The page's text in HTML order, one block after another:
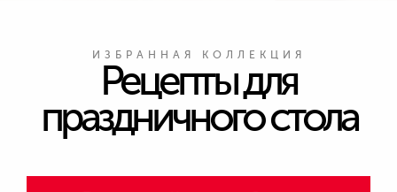
ИЗБРАННАЯ КОЛЛЕКЦИЯ
Рецепты для
праздничного стола